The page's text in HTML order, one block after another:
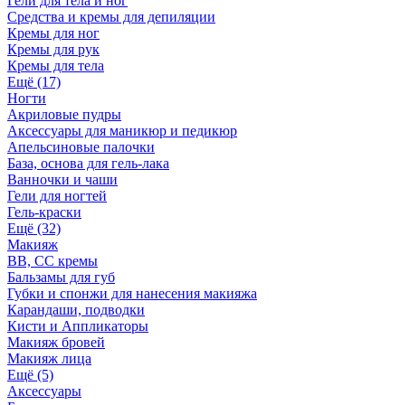
Средства и кремы для депиляции
Кремы для ног
Кремы для рук
Кремы для тела
Ещё (17)
Ногти
Акриловые пудры
Аксессуары для маникюр и педикюр
Апельсиновые палочки
База, основа для гель-лака
Ванночки и чаши
Гели для ногтей
Гель-краски
Ещё (32)
Макияж
BB, СС кремы
Бальзамы для губ
Губки и спонжи для нанесения макияжа
Карандаши, подводки
Кисти и Аппликаторы
Макияж бровей
Макияж лица
Ещё (5)
Аксессуары